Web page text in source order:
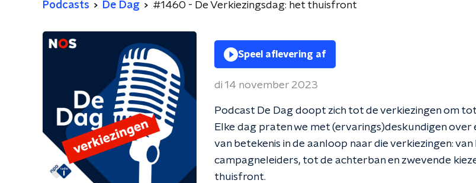
Podcasts De Dag #1460 - De Verkiezingsdag: het thuisfront
Speel aflevering af
di 14 november 2023
Podcast De Dag doopt zich tot de verkiezingen om
Elke dag praten we met (ervarings)deskundigen
van betekenis in de aanloop naar die verkiezingen:
campagneleiders, tot de achterban en zwevende
thuisfront.